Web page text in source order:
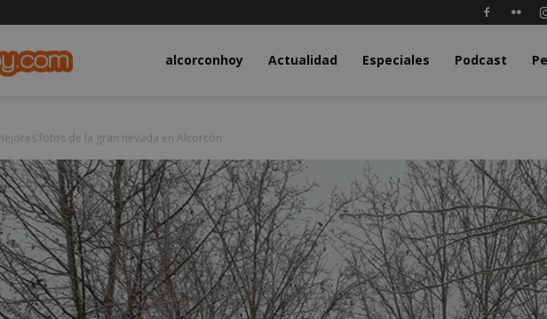
alcorconhoy.comalcorconhoy Actualidad Especiales Podcast
fotos de la gran nevada en Alcorcón